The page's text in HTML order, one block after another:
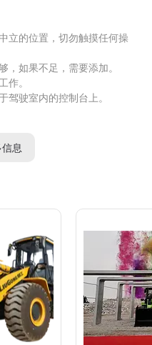
立的位置，切勿触摸任何操
如果不足，需要添加。
作。
驶室内的控制台上。
按钮（通常位于驾驶室内控
保机器的正常运行。
动过程，具体的步骤可能因具
建议在操作前先查阅相关的使
动顺序和注意事项。
息